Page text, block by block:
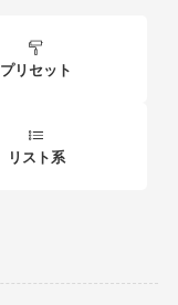
プリセット
リスト系